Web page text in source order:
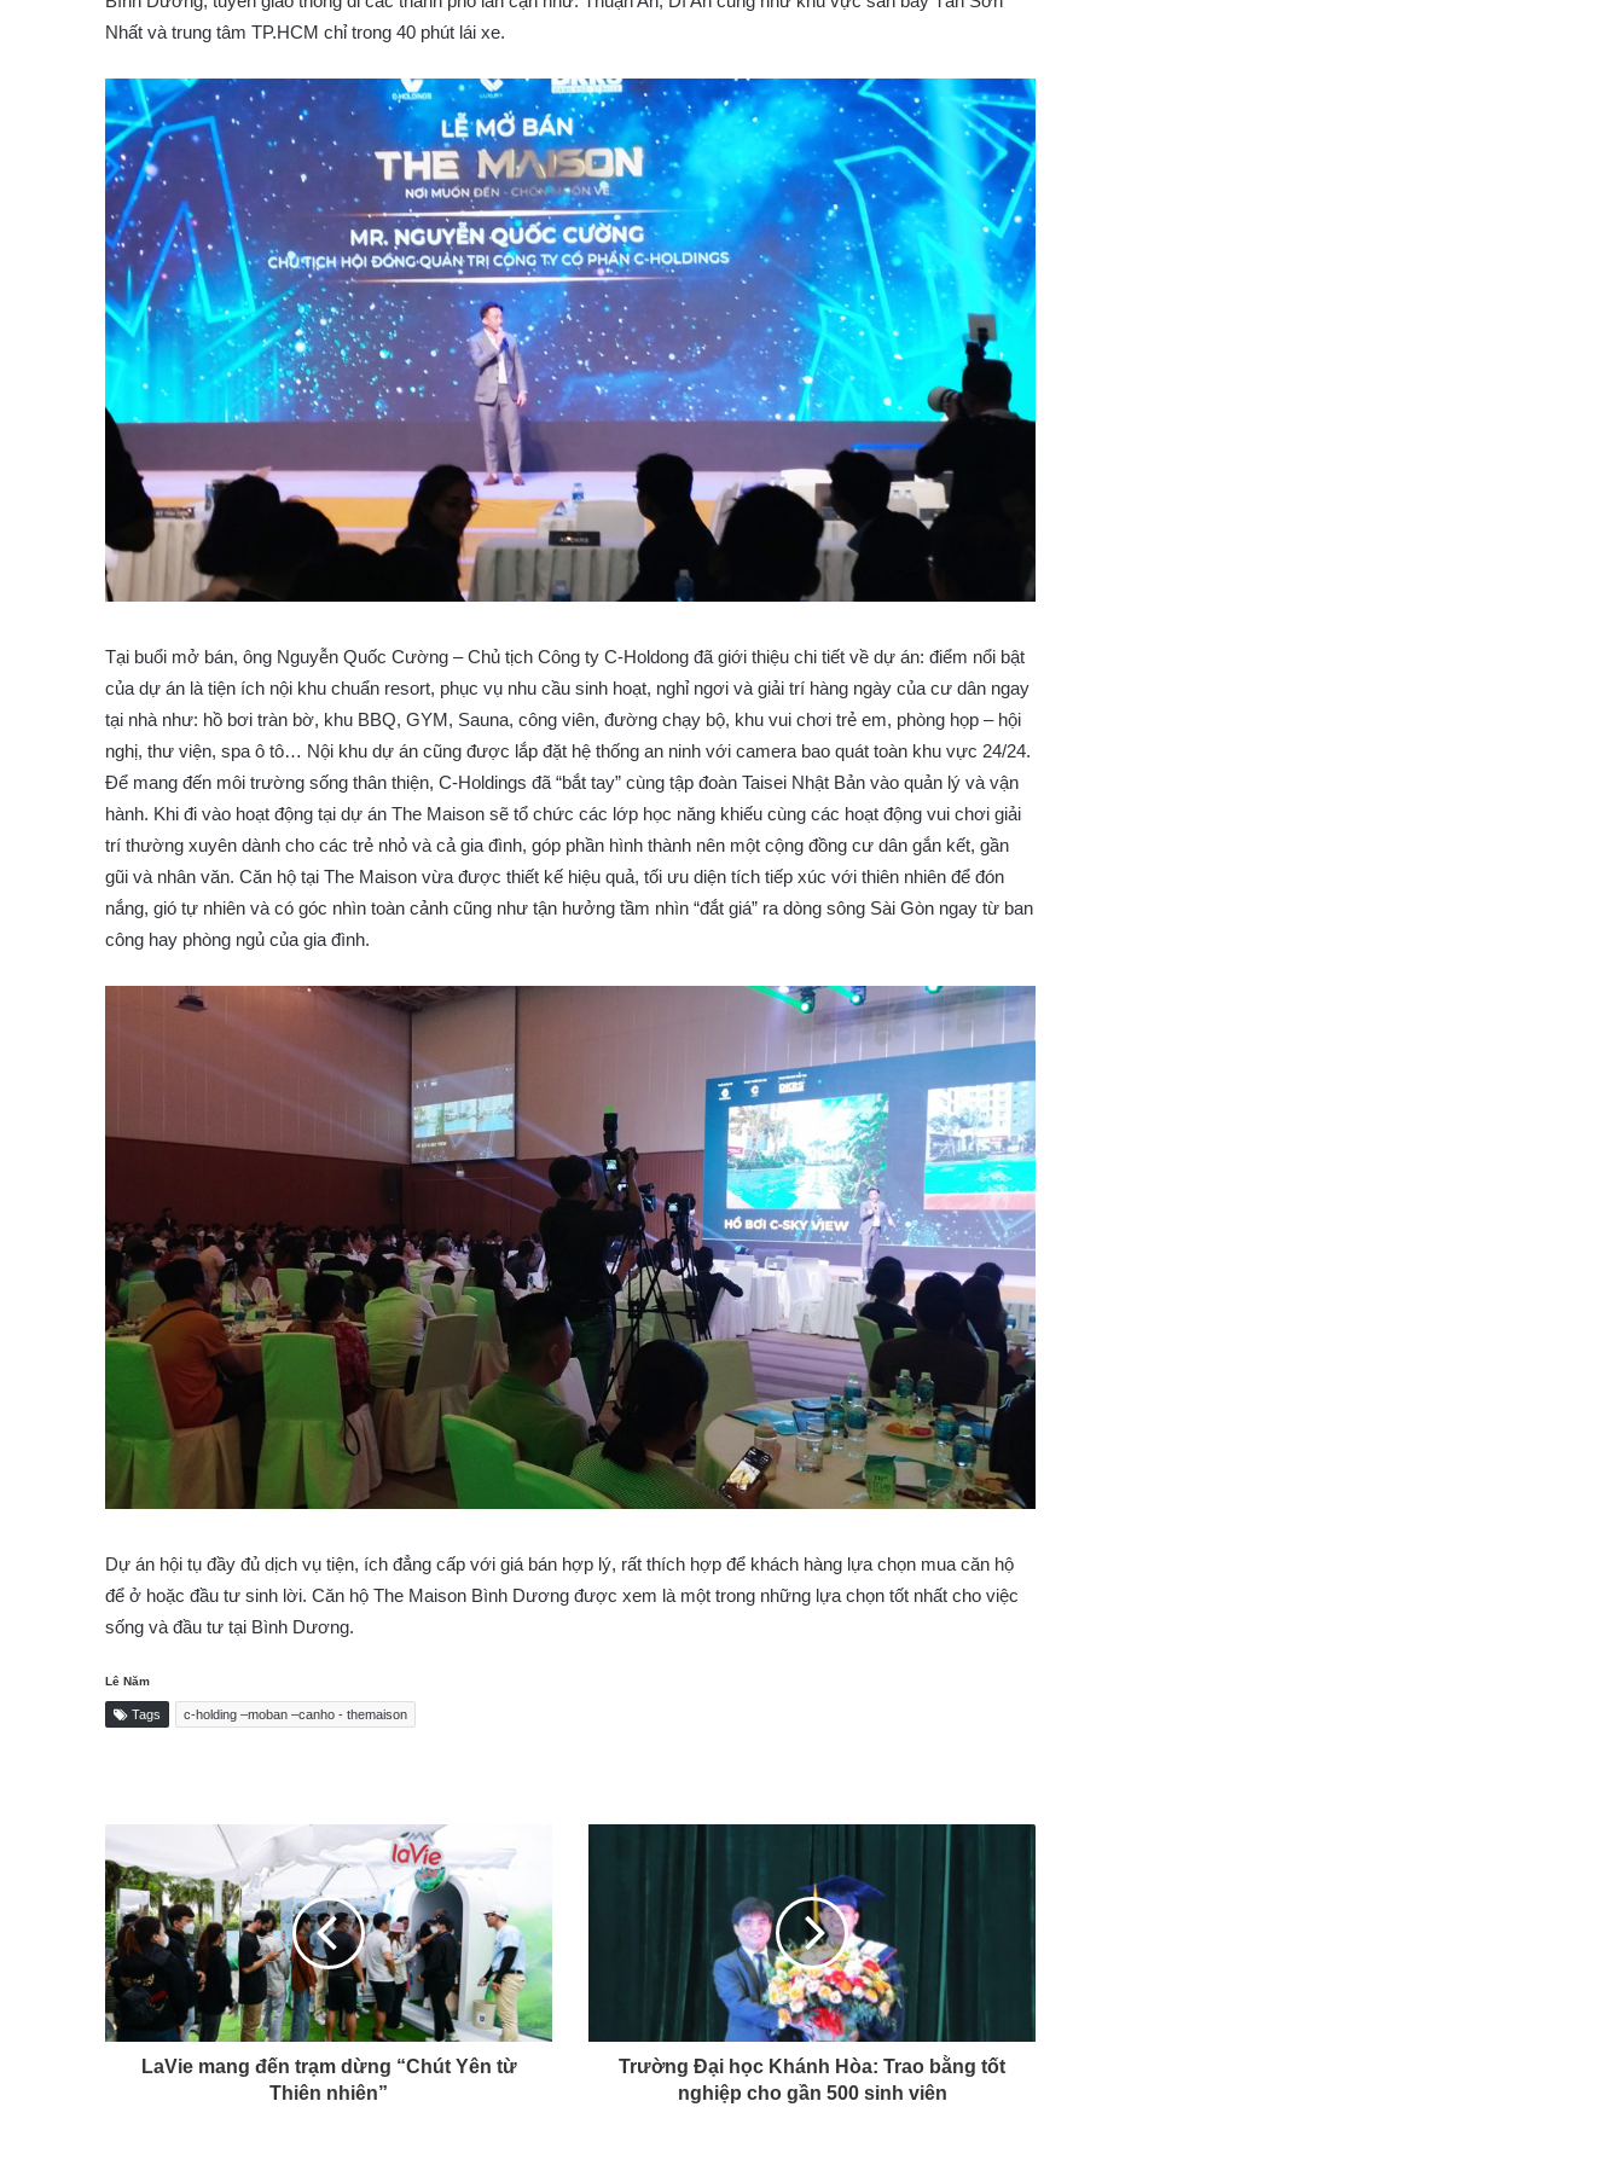
Nhất và trung tâm TP.HCM chỉ trong 40 phút lái xe.
Tại buổi mở bán, ông Nguyễn Quốc Cường – Chủ tịch Công ty C-Holdong đã giới thiệu chi tiết về dự án: điểm nổi bật
của dự án là tiện ích nội khu chuẩn resort, phục vụ nhu cầu sinh hoạt, nghỉ ngơi và giải trí hàng ngày của cư dân ngay
tại nhà như: hồ bơi tràn bờ, khu BBQ, GYM, Sauna, công viên, đường chạy bộ, khu vui chơi trẻ em, phòng họp – hội
nghị, thư viện, spa ô tô… Nội khu dự án cũng được lắp đặt hệ thống an ninh với camera bao quát toàn khu vực 24/24.
Để mang đến môi trường sống thân thiện, C-Holdings đã “bắt tay” cùng tập đoàn Taisei Nhật Bản vào quản lý và vận
hành. Khi đi vào hoạt động tại dự án The Maison sẽ tổ chức các lớp học năng khiếu cùng các hoạt động vui chơi giải
trí thường xuyên dành cho các trẻ nhỏ và cả gia đình, góp phần hình thành nên một cộng đồng cư dân gắn kết, gần
gũi và nhân văn. Căn hộ tại The Maison vừa được thiết kế hiệu quả, tối ưu diện tích tiếp xúc với thiên nhiên để đón
nắng, gió tự nhiên và có góc nhìn toàn cảnh cũng như tận hưởng tầm nhìn “đắt giá” ra dòng sông Sài Gòn ngay từ ban
công hay phòng ngủ của gia đình.
Dự án hội tụ đầy đủ dịch vụ tiện, ích đẳng cấp với giá bán hợp lý, rất thích hợp để khách hàng lựa chọn mua căn hộ
để ở hoặc đầu tư sinh lời. Căn hộ The Maison Bình Dương được xem là một trong những lựa chọn tốt nhất cho việc
sống và đầu tư tại Bình Dương.
Lê Năm
Tags c-holding –moban –canho - themaison
LaVie mang đến trạm dừng “Chút Yên từ
Thiên nhiên”
Trường Đại học Khánh Hòa: Trao bằng tốt
nghiệp cho gần 500 sinh viên